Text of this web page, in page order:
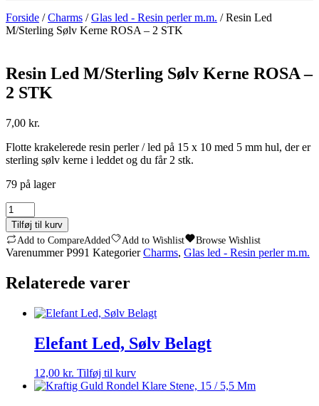
Forside /Charms /Glas led - Resin perler m.m. / Resin Led
M/Sterling Sølv Kerne ROSA – 2 STK
Resin Led M/Sterling Sølv Kerne ROSA –
2 STK
7,00 kr.
Flotte krakelerede resin perler / led på 15 x 10 med 5 mm hul, der er
sterling sølv kerne i leddet og du får 2 stk.
79 på lager
Resin
Led
M/Sterling
Sølv
Kerne
STK
Tilføj til kurv
Add to CompareAdded Add to Wishlist Browse Wishlist
VarenummerP991 Kategorier Charms, Glas led - Resin perler m.m.
Relaterede varer
Elefant Led, Sølv Belagt
12,00 kr. Tilføj til kurv